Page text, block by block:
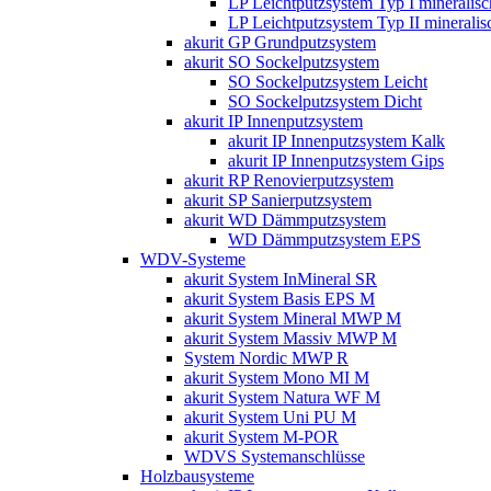
LP Leichtputzsystem Typ II
akurit GP Grundputzsystem
akurit SO Sockelputzsystem
SO Sockelputzsystem Leicht
SO Sockelputzsystem Dicht
akurit IP Innenputzsystem
akurit IP Innenputzsystem Kalk
akurit IP Innenputzsystem Gips
akurit RP Renovierputzsystem
akurit SP Sanierputzsystem
akurit WD Dämmputzsystem
WD Dämmputzsystem EPS
WDV-Systeme
akurit System InMineral SR
akurit System Basis EPS M
akurit System Mineral MWP M
akurit System Massiv MWP M
System Nordic MWP R
akurit System Mono MI M
akurit System Natura WF M
akurit System Uni PU M
akurit System M-POR
WDVS Systemanschlüsse
Holzbausysteme